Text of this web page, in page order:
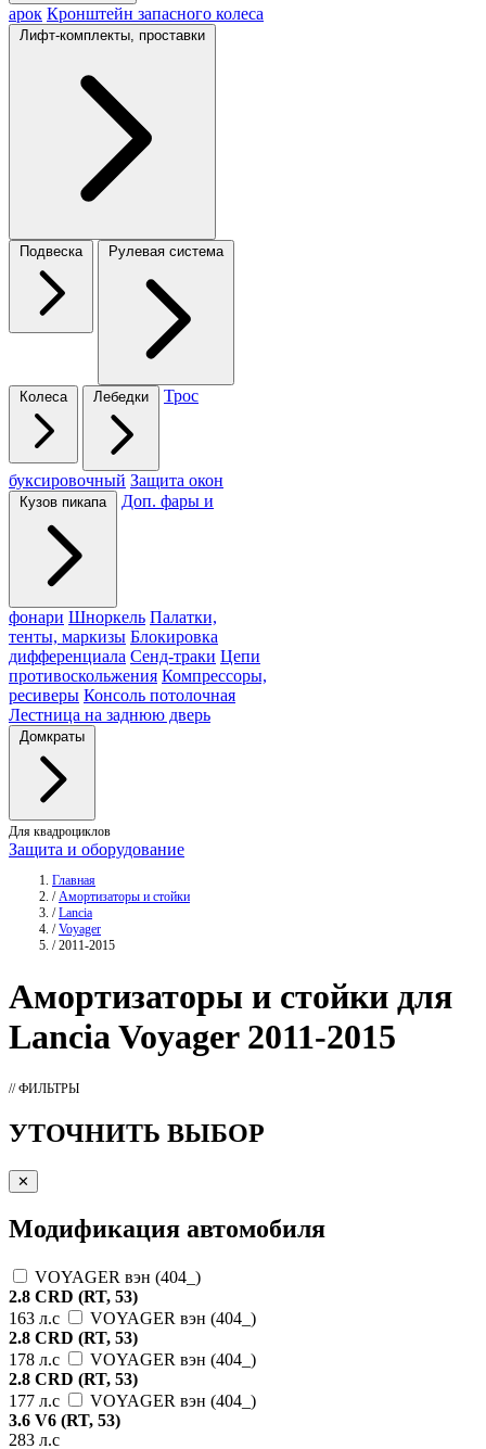
арок Кронштейн запасного колеса
Лифт-комплекты, проставки
Подвеска Рулевая система
Колеса Лебедки Трос
буксировочный Защита окон
Кузов пикапа Доп. фары и
фонари Шноркель Палатки,
тенты, маркизы Блокировка
дифференциала Сенд-траки Цепи
противоскольжения Компрессоры,
ресиверы Консоль потолочная
Лестница на заднюю дверь
Домкраты
Для квадроциклов
Защита и оборудование
Главная
/ Амортизаторы и стойки
/ Lancia
/ Voyager
/ 2011-2015
Амортизаторы и стойки для
Lancia Voyager 2011-2015
// ФИЛЬТРЫ
УТОЧНИТЬ ВЫБОР
✕
Модификация автомобиля
VOYAGER вэн (404_)
2.8 CRD (RT, 53)
163 л.с
VOYAGER вэн (404_)
2.8 CRD (RT, 53)
178 л.с
VOYAGER вэн (404_)
2.8 CRD (RT, 53)
177 л.с
VOYAGER вэн (404_)
3.6 V6 (RT, 53)
283 л.с